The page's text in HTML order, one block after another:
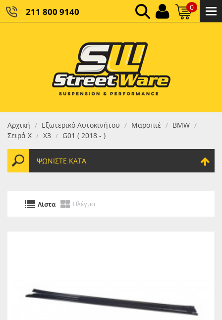
211 800 9140 0
ΚΑΘΑΡΌ ΣΎΝΟΛΟ:
ΤΕΛΙΚΌ ΣΎΝΟΛΟ:0,00 €
Αρχική / Εξωτερικό Αυτοκινήτου / Μαρσπιέ / BMW /
Σειρά X / X3 / G01 ( 2018 - )
ΨΩΝΊΣΤΕ ΚΑΤΆ
Λίστα Πλέγμα